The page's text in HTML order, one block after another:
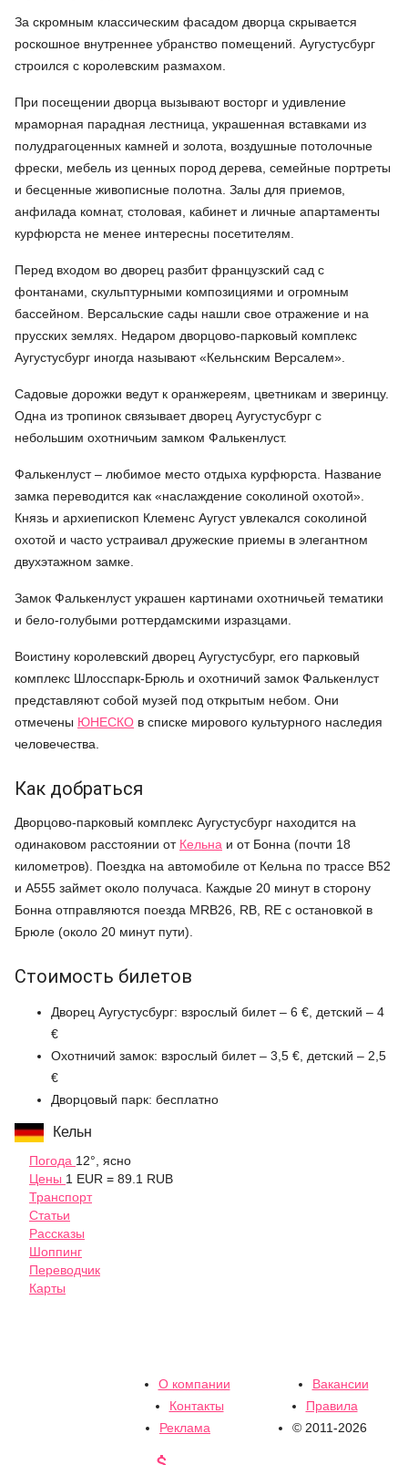
За скромным классическим фасадом дворца скрывается
роскошное внутреннее убранство помещений. Аугустусбург
строился с королевским размахом.
При посещении дворца вызывают восторг и удивление
мраморная парадная лестница, украшенная вставками из
полудрагоценных камней и золота, воздушные потолочные
фрески, мебель из ценных пород дерева, семейные портреты
и бесценные живописные полотна. Залы для приемов,
анфилада комнат, столовая, кабинет и личные апартаменты
курфюрста не менее интересны посетителям.
Перед входом во дворец разбит французский сад с
фонтанами, скульптурными композициями и огромным
бассейном. Версальские сады нашли свое отражение и на
прусских землях. Недаром дворцово-парковый комплекс
Аугустусбург иногда называют «Кельнским Версалем».
Садовые дорожки ведут к оранжереям, цветникам и зверинцу.
Одна из тропинок связывает дворец Аугустусбург с
небольшим охотничьим замком Фалькенлуст.
Фалькенлуст – любимое место отдыха курфюрста. Название
замка переводится как «наслаждение соколиной охотой».
Князь и архиепископ Клеменс Аугуст увлекался соколиной
охотой и часто устраивал дружеские приемы в элегантном
двухэтажном замке.
Замок Фалькенлуст украшен картинами охотничьей тематики
и бело-голубыми роттердамскими изразцами.
Воистину королевский дворец Аугустусбург, его парковый
комплекс Шлосспарк-Брюль и охотничий замок Фалькенлуст
представляют собой музей под открытым небом. Они
отмечены ЮНЕСКО в списке мирового культурного наследия
человечества.
Как добраться
Дворцово-парковый комплекс Аугустусбург находится на
одинаковом расстоянии от Кельна и от Бонна (почти 18
километров). Поездка на автомобиле от Кельна по трассе В52
и А555 займет около получаса. Каждые 20 минут в сторону
Бонна отправляются поезда MRB26, RB, RE с остановкой в
Брюле (около 20 минут пути).
Стоимость билетов
Дворец Аугустусбург: взрослый билет – 6 €, детский – 4
€
Охотничий замок: взрослый билет – 3,5 €, детский – 2,5
€
Дворцовый парк: бесплатно
Кельн
Погода 12°, ясно
Цены 1 EUR = 89.1 RUB
Транспорт
Статьи
Рассказы
Шоппинг
Переводчик
Карты
О компании
Вакансии
Контакты
Правила
Реклама
© 2011-2026